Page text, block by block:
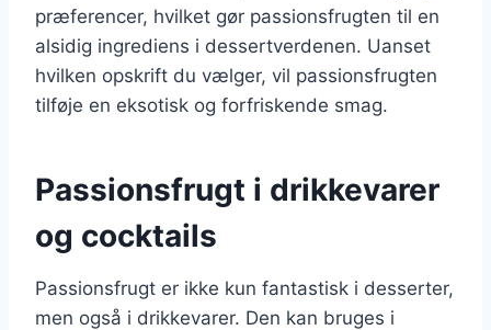
præferencer, hvilket gør passionsfrugten til en
alsidig ingrediens i dessertverdenen. Uanset
hvilken opskrift du vælger, vil passionsfrugten
tilføje en eksotisk og forfriskende smag.
Passionsfrugt i drikkevarer
og cocktails
Passionsfrugt er ikke kun fantastisk i desserter,
men også i drikkevarer. Den kan bruges i